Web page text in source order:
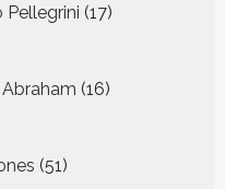
Pellegrini 17
producten
16
producten
51
producten